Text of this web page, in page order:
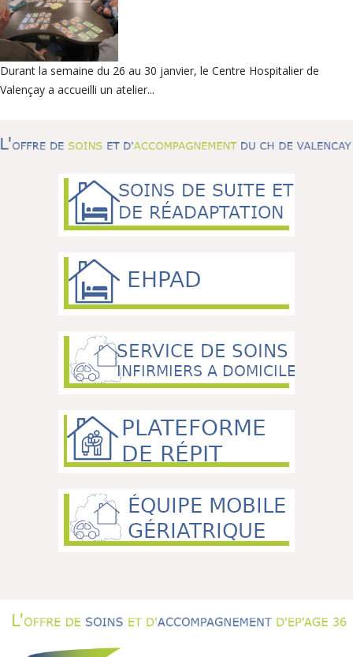
Durant la semaine du 26 au 30 janvier, le Centre Hospitalier de
Valençay a accueilli un atelier...